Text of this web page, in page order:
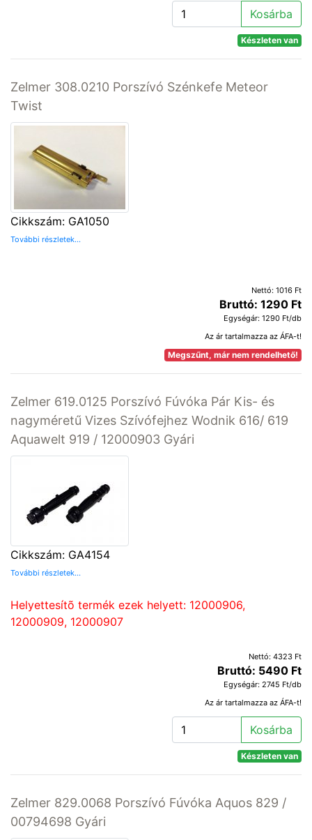
Kosárba
Készleten van
Zelmer 308.0210 Porszívó Szénkefe Meteor
Twist
Cikkszám: GA1050
További részletek...
Nettó: 1016 Ft
Bruttó: 1290 Ft
Egységár: 1290 Ft/db
Az ár tartalmazza az ÁFA-t!
Megszűnt, már nem rendelhető!
Zelmer 619.0125 Porszívó Fúvóka Pár Kis- és
nagyméretű Vizes Szívófejhez Wodnik 616/ 619
Aquawelt 919 / 12000903 Gyári
Cikkszám: GA4154
További részletek...
Helyettesítõ termék ezek helyett: 12000906,
12000909, 12000907
Nettó: 4323 Ft
Bruttó: 5490 Ft
Egységár: 2745 Ft/db
Az ár tartalmazza az ÁFA-t!
Kosárba
Készleten van
Zelmer 829.0068 Porszívó Fúvóka Aquos 829 /
00794698 Gyári